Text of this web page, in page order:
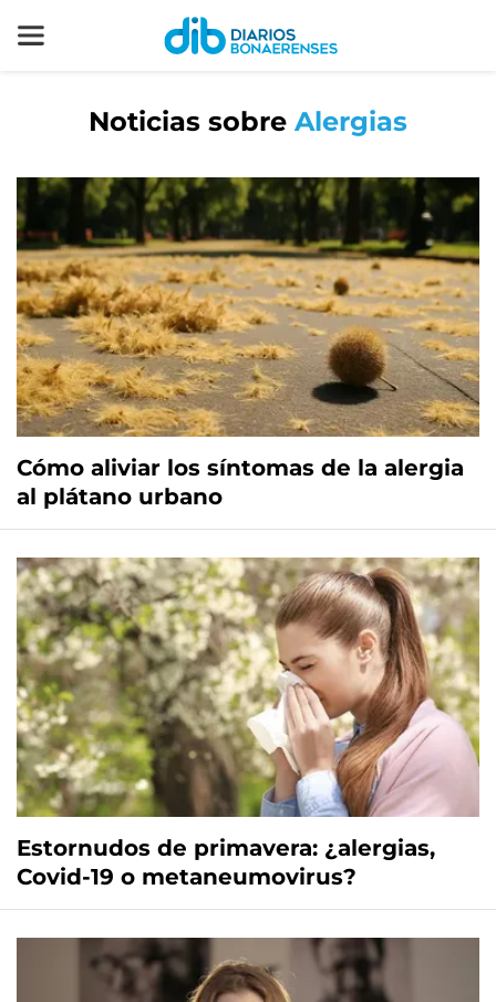
Noticias sobre Alergias
Cómo aliviar los síntomas de la alergia
al plátano urbano
Estornudos de primavera: ¿alergias,
Covid-19 o metaneumovirus?